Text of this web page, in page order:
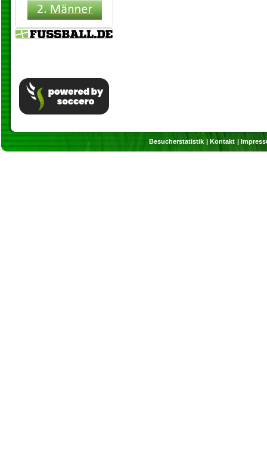
Besucherstatistik Kontakt